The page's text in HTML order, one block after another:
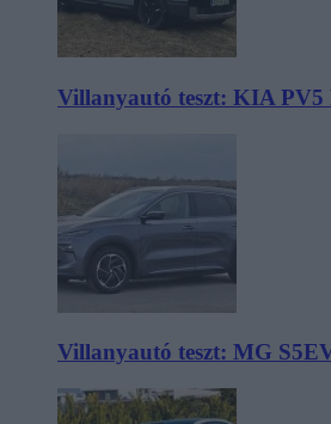
Villanyautó teszt: KIA PV5
Villanyautó teszt: MG